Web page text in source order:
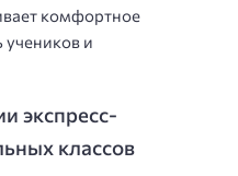
комфортное
учеников и
экспресс-
классов